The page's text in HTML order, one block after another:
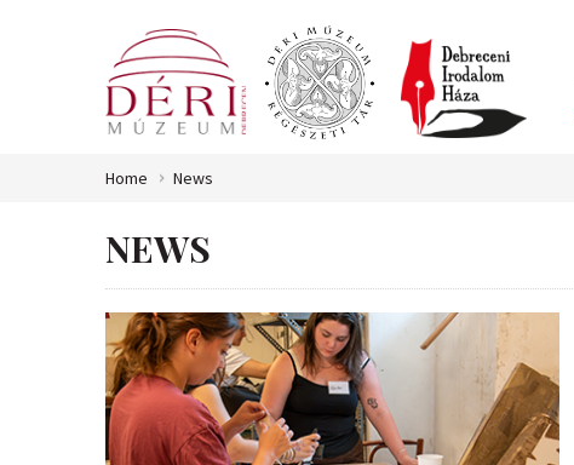
Home News
NEWS